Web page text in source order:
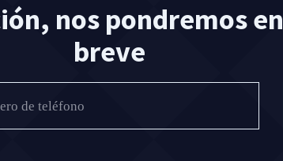
nos pondremos
breve